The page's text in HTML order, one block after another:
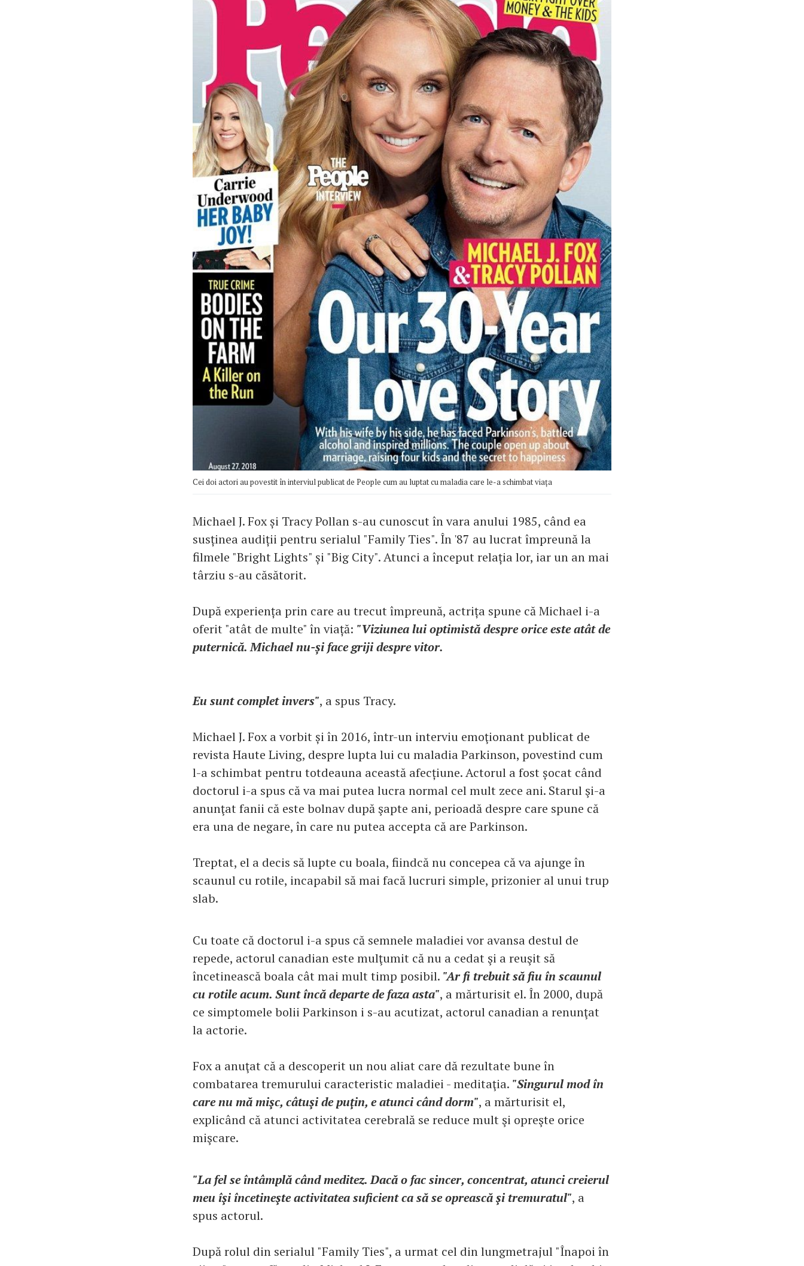
Cei doi actori au povestit în interviul publicat de People cum au luptat cu maladia care le-a schimbat viața
Michael J. Fox și Tracy Pollan s-au cunoscut în vara anului 1985, când ea
susținea audiții pentru serialul "Family Ties". În '87 au lucrat împreună la
filmele "Bright Lights" și "Big City". Atunci a început relația lor, iar un an mai
târziu s-au căsătorit.
După experiența prin care au trecut împreună, actrița spune că Michael i-a
oferit "atât de multe" în viață: "Viziunea lui optimistă despre orice este atât de
puternică. Michael nu-și face griji despre vitor.
Eu sunt complet invers", a spus Tracy.
Michael J. Fox a vorbit și în 2016, într-un interviu emoţionant publicat de
revista Haute Living, despre lupta lui cu maladia Parkinson, povestind cum
l-a schimbat pentru totdeauna această afecțiune. Actorul a fost șocat când
doctorul i-a spus că va mai putea lucra normal cel mult zece ani. Starul şi-a
anunţat fanii că este bolnav după şapte ani, perioadă despre care spune că
era una de negare, în care nu putea accepta că are Parkinson.
Treptat, el a decis să lupte cu boala, fiindcă nu concepea că va ajunge în
scaunul cu rotile, incapabil să mai facă lucruri simple, prizonier al unui trup
slab.
Cu toate că doctorul i-a spus că semnele maladiei vor avansa destul de
repede, actorul canadian este mulţumit că nu a cedat şi a reuşit să
încetinească boala cât mai mult timp posibil. "Ar fi trebuit să fiu în scaunul
cu rotile acum. Sunt încă departe de faza asta", a mărturisit el. În 2000, după
ce simptomele bolii Parkinson i s-au acutizat, actorul canadian a renunţat
la actorie.
Fox a anuţat că a descoperit un nou aliat care dă rezultate bune în
combatarea tremurului caracteristic maladiei - meditaţia. "Singurul mod în
care nu mă mişc, câtuşi de puţin, e atunci când dorm", a mărturisit el,
explicând că atunci activitatea cerebrală se reduce mult şi opreşte orice
mişcare.
"La fel se întâmplă când meditez. Dacă o fac sincer, concentrat, atunci creierul
meu îşi încetineşte activitatea suficient ca să se oprească şi tremuratul", a
spus actorul.
După rolul din serialul "Family Ties", a urmat cel din lungmetrajul "Înapoi în